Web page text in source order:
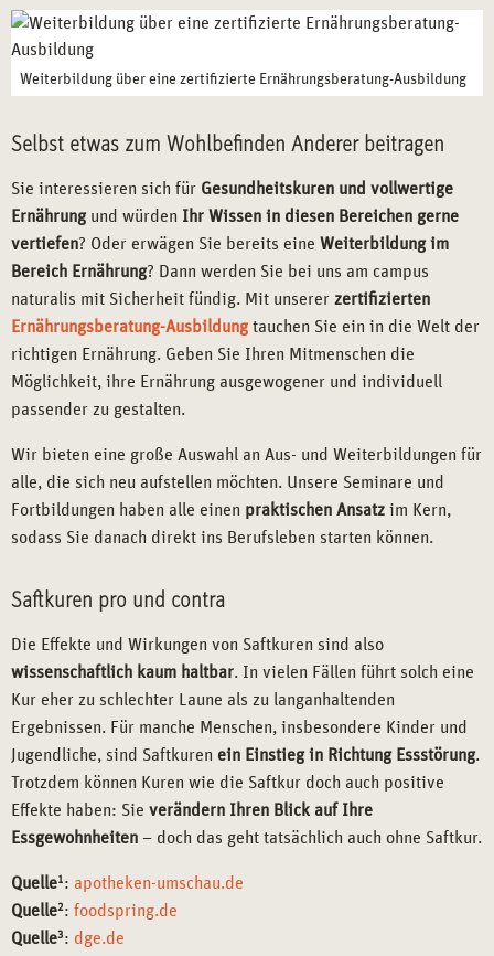
Weiterbildung über eine zertifizierte Ernährungsberatung-Ausbildung
Selbst etwas zum Wohlbefinden Anderer beitragen
Sie interessieren sich für Gesundheitskuren und vollwertige
Ernährungund würden Ihr Wissen in diesen Bereichen gerne
vertiefen? Oder erwägen Sie bereits eine Weiterbildung im
Bereich Ernährung? Dann werden Sie bei uns am campus
naturalis mit Sicherheit fündig. Mit unserer zertifizierten
Ernährungsberatung-Ausbildungtauchen Sie ein in die Welt der
richtigen Ernährung. Geben Sie Ihren Mitmenschen die
Möglichkeit, ihre Ernährung ausgewogener und individuell
passender zu gestalten.
Wir bieten eine große Auswahl an Aus- und Weiterbildungen für
alle, die sich neu aufstellen möchten. Unsere Seminare und
Fortbildungen haben alle einen praktischen Ansatz im Kern,
sodass Sie danach direkt ins Berufsleben starten können.
Saftkuren pro und contra
Die Effekte und Wirkungen von Saftkuren sind also
wissenschaftlich kaum haltbar. In vielen Fällen führt solch eine
Kur eher zu schlechter Laune als zu langanhaltenden
Ergebnissen. Für manche Menschen, insbesondere Kinder und
Jugendliche, sind Saftkuren ein Einstieg in Richtung Essstörung.
Trotzdem können Kuren wie die Saftkur doch auch positive
Effekte haben: Sie verändern Ihren Blick auf Ihre
Essgewohnheiten – doch das geht tatsächlich auch ohne Saftkur.
Quelle1 : apotheken-umschau.de
Quelle2 : foodspring.de
Quelle3 : dge.de